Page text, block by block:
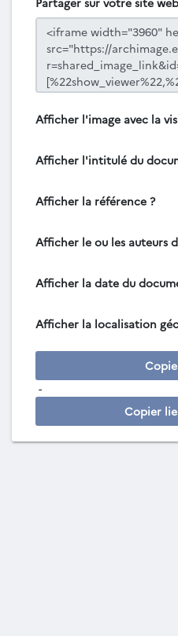
Afficher l'image avec la
Afficher l'intitulé du
Afficher la référence ?
Afficher le ou les auteurs
Afficher la date du
Afficher la localisation
-
Copier